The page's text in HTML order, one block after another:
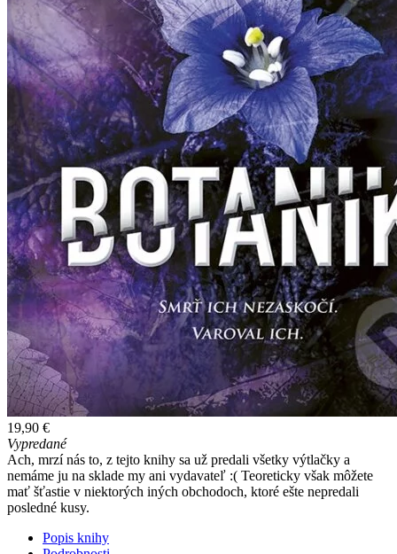
19,90 €
Vypredané
Ach, mrzí nás to, z tejto knihy sa už predali všetky výtlačky a
nemáme ju na sklade my ani vydavateľ :( Teoreticky však môžete
mať šťastie v niektorých iných obchodoch, ktoré ešte nepredali
posledné kusy.
Popis knihy